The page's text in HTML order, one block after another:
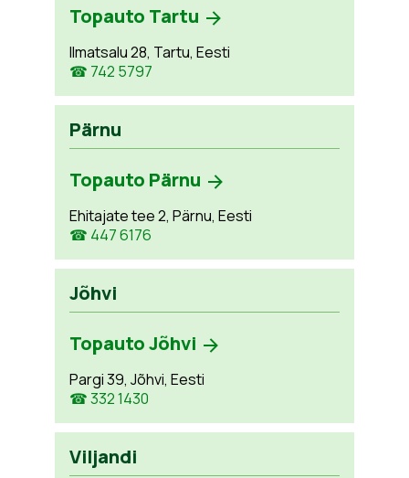
Topauto Tartu
Ilmatsalu 28, Tartu, Eesti
☎ 742 5797
Pärnu
Topauto Pärnu
Ehitajate tee 2, Pärnu, Eesti
☎ 447 6176
Jõhvi
Topauto Jõhvi
Pargi 39, Jõhvi, Eesti
☎ 332 1430
Viljandi